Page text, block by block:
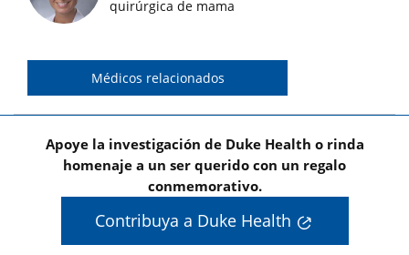
quirúrgica de mama
Médicos relacionados
Apoye la investigación de Duke Health o rinda
homenaje a un ser querido con un regalo
conmemorativo.
Contribuya a Duke Health